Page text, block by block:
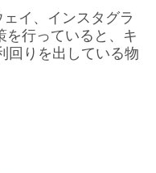
イ、インスタグラ
を行っていると、キ
回りを出している物